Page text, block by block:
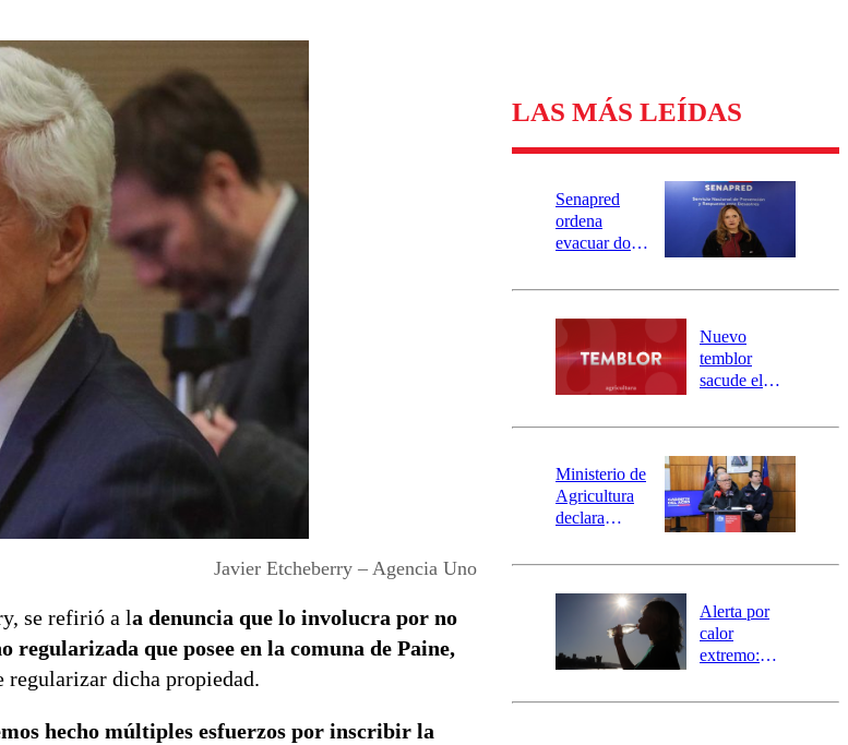
Javier Etcheberry – Agencia Uno
se refirió a la denuncia que lo involucra por no
que posee en la comuna de Paine,
regularizar dicha propiedad.
hecho múltiples esfuerzos por inscribir la
LAS MÁS LEÍDAS
Senapred
ordena
evacuar dos
Carahue por
río Damas:
activa
mensajería
SAE
Nuevo
temblor
sacude el
revisa la
epicentro
Ministerio de
Agricultura
declara
agrícola para
Alerta por
calor
extremo:
activa Alerta